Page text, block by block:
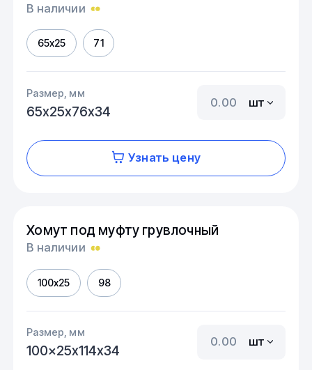
В наличии
65х25 71
Размер, мм
65х25х76х34
шт
Узнать цену
Хомут под муфту грувлочный
В наличии
100x25 98
Размер, мм
100x25х114х34
шт